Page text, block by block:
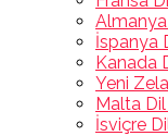
İspanya
Kanada
Yeni
Malta
İsviçre